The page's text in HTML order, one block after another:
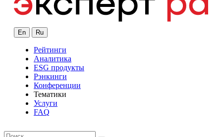
En Ru
Рейтинги
Аналитика
ESG продукты
Рэнкинги
Конференции
Тематики
Услуги
FAQ